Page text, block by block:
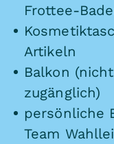
Frottee-
Artikeln
Balkon
zugänglich)
persönliche
Team